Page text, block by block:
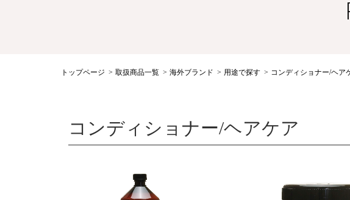
トップページ 取扱商品一覧 海外ブランド 用途で探す コンディショナー/ヘア
コンディショナー/ヘアケア